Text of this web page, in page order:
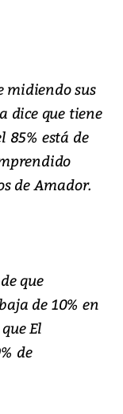
midiendo sus
dice que tiene
85% está de
de Amador.
que
de 10% en
El
de